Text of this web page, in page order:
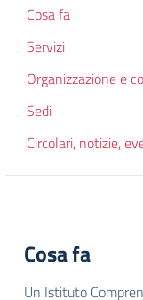
Cosa fa
Servizi
Organizzazione e
Sedi
Circolari, notizie,
Cosa fa
Un Istituto